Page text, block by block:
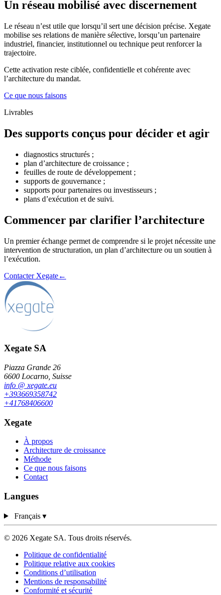
Un réseau mobilisé avec discernement
Le réseau n’est utile que lorsqu’il sert une décision précise. Xegate
mobilise ses relations de manière sélective, lorsqu’un partenaire
industriel, financier, institutionnel ou technique peut renforcer la
trajectoire.
Cette activation reste ciblée, confidentielle et cohérente avec
l’architecture du mandat.
Ce que nous faisons
Livrables
Des supports conçus pour décider et agir
diagnostics structurés ;
plan d’architecture de croissance ;
feuilles de route de développement ;
supports de gouvernance ;
supports pour partenaires ou investisseurs ;
plans d’exécution et de suivi.
Commencer par clarifier l’architecture
Un premier échange permet de comprendre si le projet nécessite une
intervention de structuration, un plan d’architecture ou un soutien à
l’exécution.
Contacter Xegate←
Xegate SA
Piazza Grande 26
6600 Locarno, Suisse
info @ xegate.eu
+393669358742
+41768406600
Xegate
À propos
Architecture de croissance
Méthode
Ce que nous faisons
Contact
Langues
Français ▾
© 2026 Xegate SA. Tous droits réservés.
Politique de confidentialité
Politique relative aux cookies
Conditions d’utilisation
Mentions de responsabilité
Conformité et sécurité